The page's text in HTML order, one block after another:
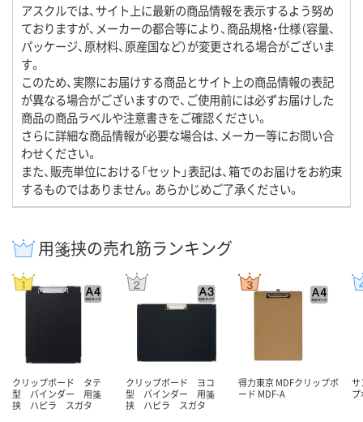
アスクルでは、サイト上に最新の商品情報を表示するよう努め
ておりますが、メーカーの都合等により、商品規格・仕様（容量、
パッケージ、原材料、原産国など）が変更される場合がございま
す。
このため、実際にお届けする商品とサイト上の商品情報の表記
が異なる場合がございますので、ご使用前には必ずお届けした
商品の商品ラベルや注意書きをご確認ください。
さらに詳細な商品情報が必要な場合は、メーカー等にお問い合
わせください。
また、販売単位における「セット」表記は、箱でのお届けをお約束
するものではありません。あらかじめご了承ください。
用箋挟の売れ筋ランキング
クリップボード タテ
型 バインダー 用箋
挟 ハピラ スガタ
クリップボード ヨコ
型 バインダー 用箋
挟 ハピラ スガタ
得力東京 MDFクリップボ
ード MDF-A
サ